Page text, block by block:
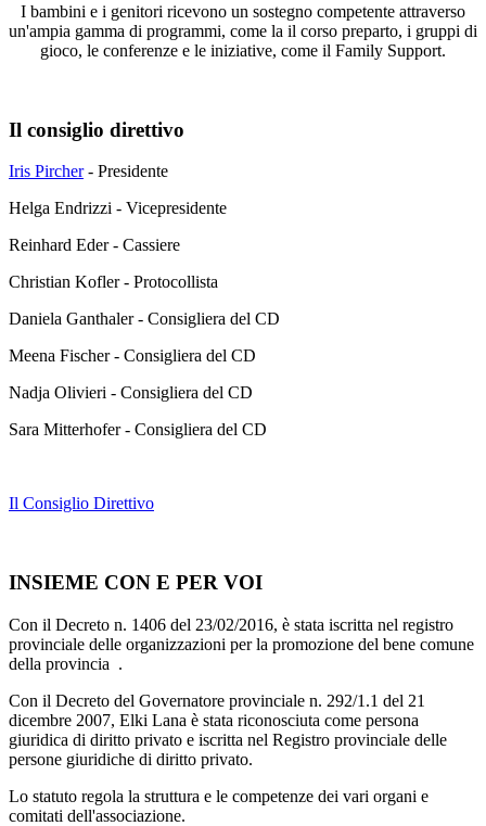
I bambini e i genitori ricevono un sostegno competente attraverso
un'ampia gamma di programmi, come la il corso preparto, i gruppi di
gioco, le conferenze e le iniziative, come il Family Support.
Il consiglio direttivo
Iris Pircher- Presidente
Helga Endrizzi - Vicepresidente
Reinhard Eder - Cassiere
Christian Kofler - Protocollista
Daniela Ganthaler - Consigliera del CD
Meena Fischer - Consigliera del CD
Nadja Olivieri - Consigliera del CD
Sara Mitterhofer - Consigliera del CD
Il Consiglio Direttivo
INSIEME CON E PER VOI
Con il Decreto n. 1406 del 23/02/2016, è stata iscritta nel registro
provinciale delle organizzazioni per la promozione del bene comune
della provincia .
Con il Decreto del Governatore provinciale n. 292/1.1 del 21
dicembre 2007, Elki Lana è stata riconosciuta come persona
giuridica di diritto privato e iscritta nel Registro provinciale delle
persone giuridiche di diritto privato.
Lo statuto regola la struttura e le competenze dei vari organi e
comitati dell'associazione.